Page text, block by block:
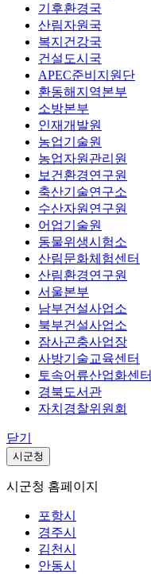
기후환경국
산림자원국
복지건강국
건설도시국
APEC준비지원단
환동해지역본부
소방본부
인재개발원
농업기술원
농업자원관리원
보건환경연구원
축산기술연구소
수산자원연구원
어업기술원
동물위생시험소
산림문화체험센터
산림환경연구원
서울본부
남부건설사업소
북부건설사업소
잠사곤충사업장
사방기술교육센터
토속어류산업화센터
경북도서관
자치경찰위원회
닫기
시군청
시군청 홈페이지
포항시
경주시
김천시
안동시